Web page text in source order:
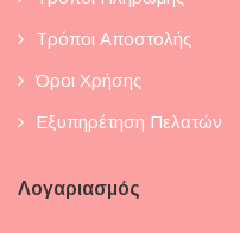
Τρόποι Αποστολής
Όροι Χρήσης
Εξυπηρέτηση Πελατών
Λογαριασμός